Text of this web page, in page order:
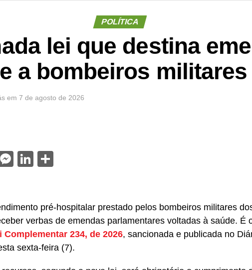
POLÍTICA
lei que destina
a bombeiros militares
em 7 de agosto de 2026
TwitterMessenger
LinkedIn
pré-hospitalar prestado pelos bombeiros militares
verbas de emendas parlamentares voltadas à saúde. É
Complementar 234, de 2026, sancionada e publicada no
sexta-feira (7).